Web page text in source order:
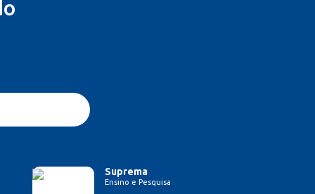
Suprema
Ensino e Pesquisa